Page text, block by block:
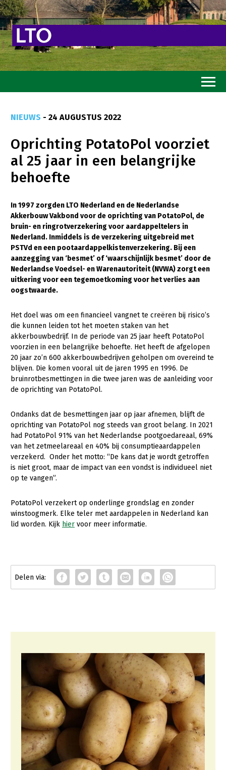
Goed eten
Mooi groen
Sterk ondernemerschap
Transitiepaden
Thema’s
Gezonde planten
Gezonde dieren
Natuur, klimaat en energie
Platteland en omgeving
Mens, ondernemerschap en onderwijs
Internationaal
Sectoren
Dier
Biologische Landbouw
Geitenhouderij
Kalverhouderij
Konijnenhouderij
Paardenhouderij
Pluimveehouderij
Vleesveehouderij
Plant
Akkerbouw
Biologische Landbouw
Bollenteelt
Fruitteelt
Glastuinbouw
Multifunctionele landbouw
Multifunctioneel
Vrouw en Bedrijf
Onderwerpen
Nieuws
Webinars
Mensen
Vakgroepbestuurders
Pers
NIEUWS - 24 AUGUSTUS 2022
Oprichting PotatoPol voorziet
al 25 jaar in een belangrijke
behoefte
In 1997 zorgden LTO Nederland en de Nederlandse
Akkerbouw Vakbond voor de oprichting van PotatoPol, de
bruin- en ringrotverzekering voor aardappeltelers in
Nederland. Inmiddels is de verzekering uitgebreid met
PSTVd en een pootaardappelkistenverzekering. Bij een
aanzegging van ‘besmet’ of ‘waarschijnlijk besmet’ door de
Nederlandse Voedsel- en Warenautoriteit (NVWA) zorgt een
uitkering voor een tegemoetkoming voor het verlies aan
oogstwaarde.
Het doel was om een financieel vangnet te creëren bij risico’s
die kunnen leiden tot het moeten staken van het
akkerbouwbedrijf. In de periode van 25 jaar heeft PotatoPol
voorzien in een belangrijke behoefte. Het heeft de afgelopen
20 jaar zo’n 600 akkerbouwbedrijven geholpen om overeind te
blijven. Die komen vooral uit de jaren 1995 en 1996. De
bruinrotbesmettingen in die twee jaren was de aanleiding voor
de oprichting van PotatoPol.
Ondanks dat de besmettingen jaar op jaar afnemen, blijft de
oprichting van PotatoPol nog steeds van groot belang. In 2021
had PotatoPol 91% van het Nederlandse pootgoedareaal, 69%
van het zetmeelareaal en 40% bij consumptieaardappelen
verzekerd. Onder het motto: “De kans dat je wordt getroffen
is niet groot, maar de impact van een vondst is individueel niet
op te vangen”.
PotatoPol verzekert op onderlinge grondslag en zonder
winstoogmerk. Elke teler met aardappelen in Nederland kan
lid worden. Kijk hier voor meer informatie.